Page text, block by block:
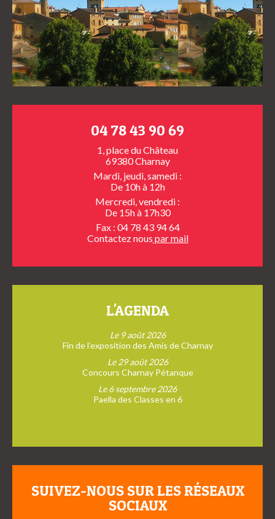
04 78 43 90 69
1, place du Château
69380 Charnay
Mardi, jeudi, samedi :
De 10h à 12h
Mercredi, vendredi :
De 15h à 17h30
Fax : 04 78 43 94 64
Contactez nous par mail
L'AGENDA
Le 9 août 2026
Fin de l’exposition des Amis de Charnay
Le 29 août 2026
Concours Charnay Pétanque
Le 6 septembre 2026
Paella des Classes en 6
SUIVEZ-NOUS SUR LES RÉSEAUX
SOCIAUX